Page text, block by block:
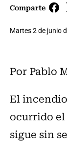
Comparte
Martes 2 de junio
Por Pablo
El
ocurrido el
sigue sin